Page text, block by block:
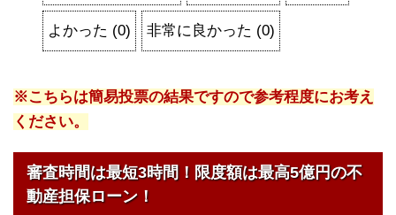
よかった (0) 非常に良かった (0)
※こちらは簡易投票の結果ですので参考程度にお考え
ください。
審査時間は最短3時間！限度額は最高5億円の不
動産担保ローン！